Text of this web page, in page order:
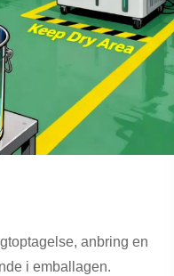
anbring en
i emballagen.